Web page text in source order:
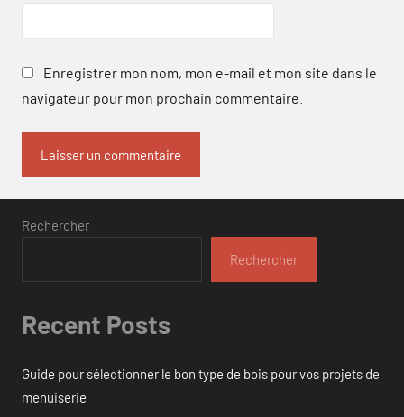
Enregistrer mon nom, mon e-mail et mon site dans le
navigateur pour mon prochain commentaire.
Rechercher
Rechercher
Recent Posts
Guide pour sélectionner le bon type de bois pour vos projets de
menuiserie